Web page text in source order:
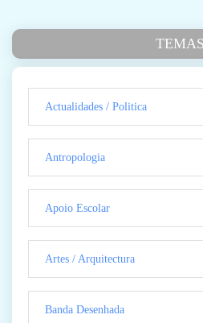
TEMAS
Actualidades / Politica
Antropologia
Apoio Escolar
Artes / Arquitectura
Banda Desenhada